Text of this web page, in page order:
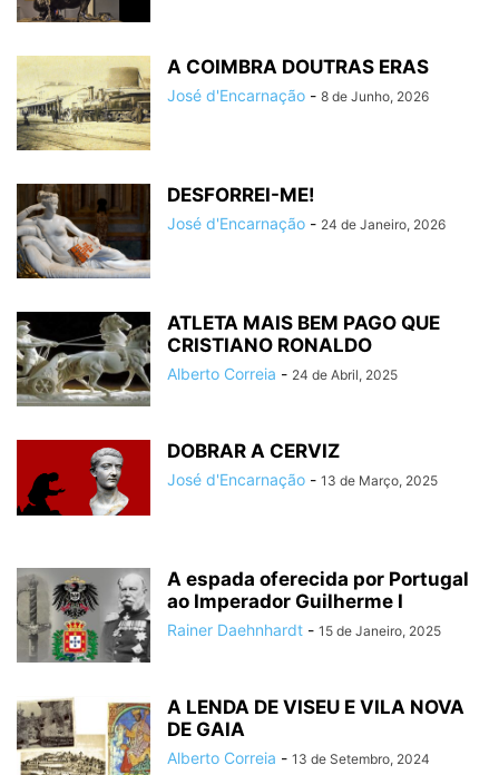
A COIMBRA DOUTRAS ERAS
José d'Encarnação - 8 de Junho, 2026
DESFORREI-ME!
José d'Encarnação - 24 de Janeiro, 2026
ATLETA MAIS BEM PAGO QUE
CRISTIANO RONALDO
Alberto Correia - 24 de Abril, 2025
DOBRAR A CERVIZ
José d'Encarnação - 13 de Março, 2025
A espada oferecida por Portugal
ao Imperador Guilherme I
Rainer Daehnhardt - 15 de Janeiro, 2025
A LENDA DE VISEU E VILA NOVA
DE GAIA
Alberto Correia - 13 de Setembro, 2024